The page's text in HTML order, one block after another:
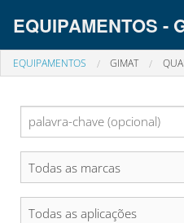
EQUIPAMENTOS -
EQUIPAMENTOS GIMAT